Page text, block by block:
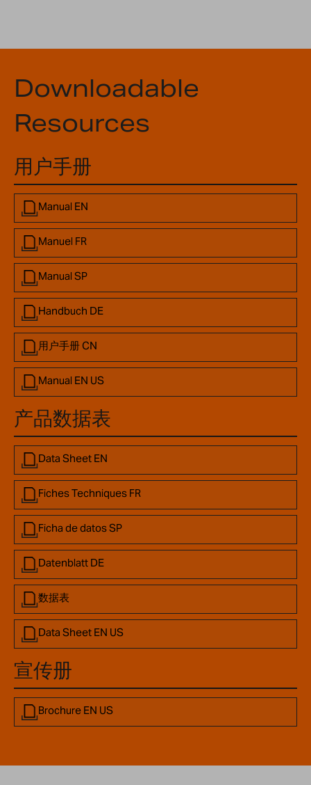
Downloadable
Resources
宣传册
Brochure EN US
用户手册
Manual EN
Manuel FR
Manual SP
Handbuch DE
用户手册 CN
Manual EN US
产品数据表
Data Sheet EN
Fiches Techniques FR
Ficha de datos SP
Datenblatt DE
数据表
Data Sheet EN US